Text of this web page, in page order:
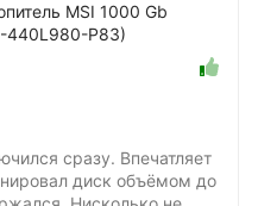
MSI 1000 Gb
440L980-P83)
сразу. Впечатляет
диск объёмом до